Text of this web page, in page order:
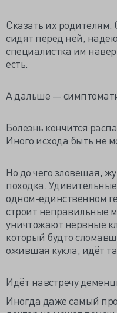
Сказать их родителям.
сидят перед ней,
специалистка им
есть.
А дальше —
Болезнь кончится
Иного исхода быть не
Но до чего зловещая,
походка.
одном-единственном
строит неправильные
уничтожают нервные
который будто
ожившая кукла, идёт
Идёт навстречу
Иногда даже самый